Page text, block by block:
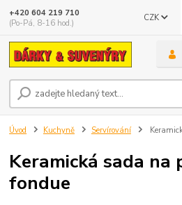
CZK
+420 604 219 710
(Po-Pá, 8-16 hod.)
Úvod Kuchyně Servírování
Keramická sada na
fondue